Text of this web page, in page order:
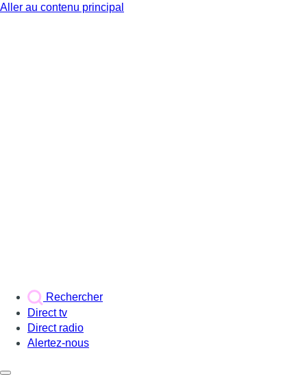
Aller au contenu principal
Rechercher
Direct tv
Direct radio
Alertez-nous